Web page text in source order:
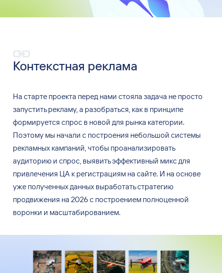
Контекстная реклама
На старте проекта перед нами стояла задача не просто
запустить рекламу, а разобраться, как в принципе
формируется спрос в новой для рынка категории.
Поэтому мы начали с построения небольшой системы
рекламных кампаний, чтобы проанализировать
аудиторию и спрос, выявить эффективный микс для
привлечения ЦА к регистрациям на сайте. И на основе
уже полученных данных выработать стратегию
продвижения на 2026 с построением полноценной
воронки и масштабированием.